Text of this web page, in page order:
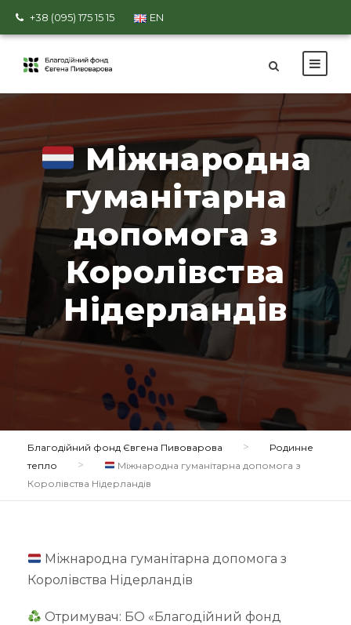
+38 (095) 175 15 15 EN
Міжнародна
гуманітарна
допомога з
Королівства
Нідерландів
Благодійний фонд Євгена Пивоварова >
Родинне
тепло
>
Міжнародна гуманітарна допомога з
Королівства Нідерландів
Міжнародна гуманітарна допомога з
Королівства Нідерландів
Отримувач: БО «Благодійний фонд